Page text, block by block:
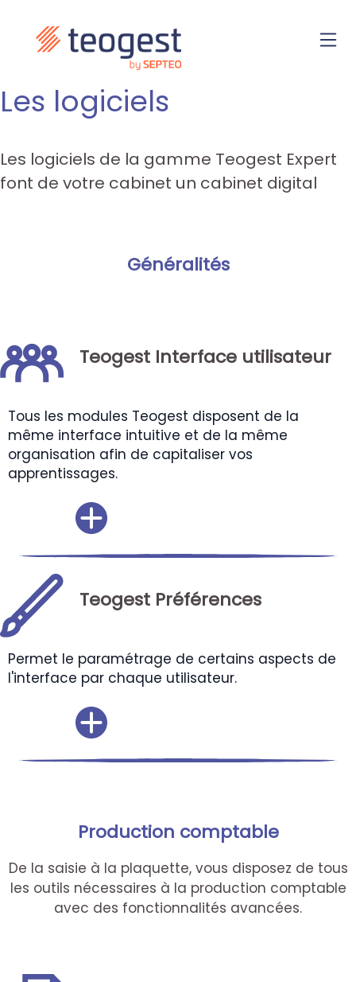
Les logiciels
Les logiciels de la gamme Teogest Expert
font de votre cabinet un cabinet digital
Généralités
Teogest Interface utilisateur
Tous les modules Teogest disposent de la
même interface intuitive et de la même
organisation afin de capitaliser vos
apprentissages.
Teogest Préférences
Permet le paramétrage de certains aspects de
l'interface par chaque utilisateur.
Production comptable
De la saisie à la plaquette, vous disposez de tous
les outils nécessaires à la production comptable
avec des fonctionnalités avancées.